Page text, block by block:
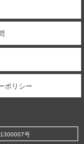
ポリシー
号